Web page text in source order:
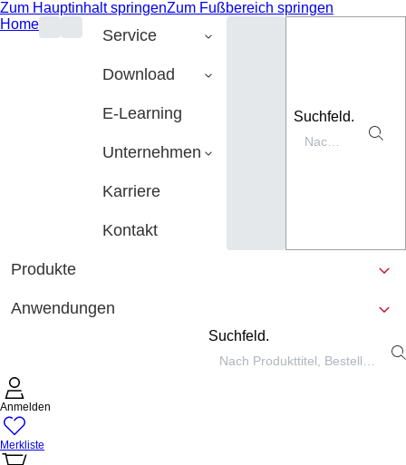
Zum Hauptinhalt springenZum Fußbereich springen
Home
Service
Download
E-Learning
Unternehmen
Karriere
Kontakt
Suchfeld.
Produkte
Anwendungen
Suchfeld.
Anmelden
Merkliste